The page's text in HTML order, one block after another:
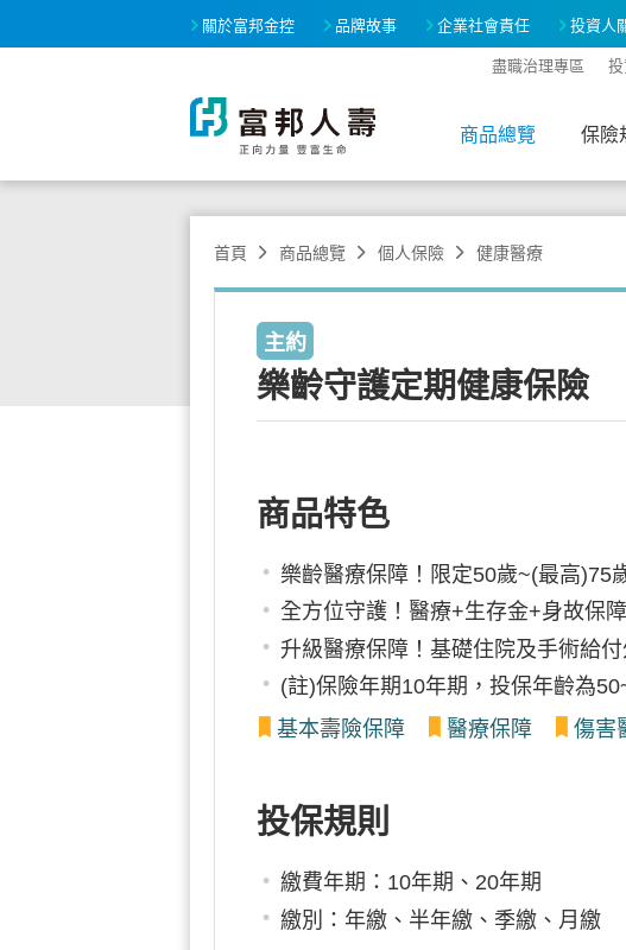
關於富邦金控 品牌故事 企業社會責任 投資人
盡職治理專區
商品總覽 保險
首頁 商品總覽 個人保險 健康醫療
主約
樂齡守護定期健康保險
商品特色
樂齡醫療保障！限定50歲~(最高)75
全方位守護！醫療+生存金+身故保
升級醫療保障！基礎住院及手術給
(註)保險年期10年期，投保年齡為
基本壽險保障
醫療保障 傷害
投保規則
繳費年期：10年期、20年期
繳別：年繳、半年繳、季繳、月繳